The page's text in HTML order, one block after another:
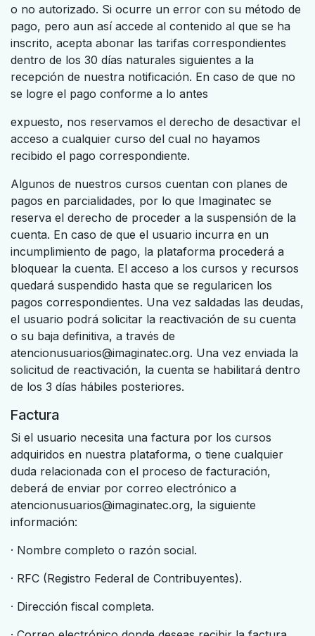
o no autorizado. Si ocurre un error con su método de
pago, pero aun así accede al contenido al que se ha
inscrito, acepta abonar las tarifas correspondientes
dentro de los 30 días naturales siguientes a la
recepción de nuestra notificación. En caso de que no
se logre el pago conforme a lo antes
expuesto, nos reservamos el derecho de desactivar el
acceso a cualquier curso del cual no hayamos
recibido el pago correspondiente.
Algunos de nuestros cursos cuentan con planes de
pagos en parcialidades, por lo que Imaginatec se
reserva el derecho de proceder a la suspensión de la
cuenta. En caso de que el usuario incurra en un
incumplimiento de pago, la plataforma procederá a
bloquear la cuenta. El acceso a los cursos y recursos
quedará suspendido hasta que se regularicen los
pagos correspondientes. Una vez saldadas las deudas,
el usuario podrá solicitar la reactivación de su cuenta
o su baja definitiva, a través de
atencionusuarios@imaginatec.org. Una vez enviada la
solicitud de reactivación, la cuenta se habilitará dentro
de los 3 días hábiles posteriores.
Factura
Si el usuario necesita una factura por los cursos
adquiridos en nuestra plataforma, o tiene cualquier
duda relacionada con el proceso de facturación,
deberá de enviar por correo electrónico a
atencionusuarios@imaginatec.org, la siguiente
información:
· Nombre completo o razón social.
· RFC (Registro Federal de Contribuyentes).
· Dirección fiscal completa.